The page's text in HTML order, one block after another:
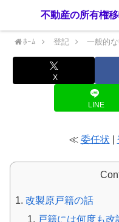
ﾎｰﾑ 登記 一般的
X
LINE
≪ 委任状
改製原戸籍の話
戸籍には何度も改
不動産の所有権